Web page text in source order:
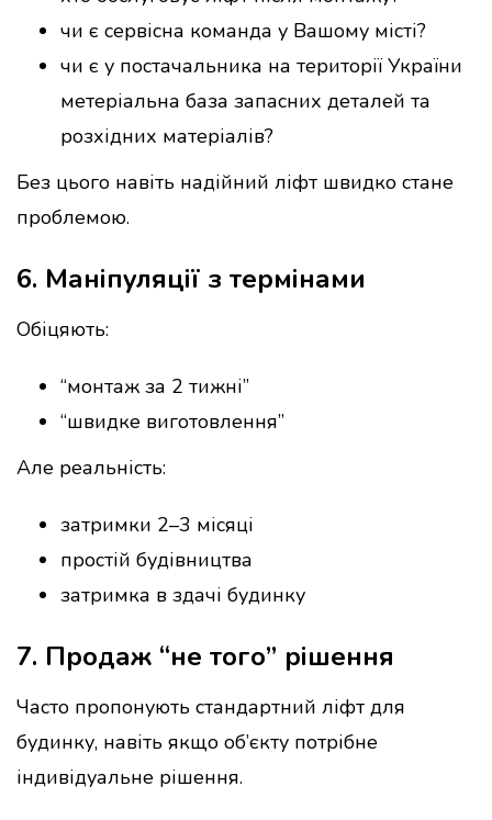
чи є сервісна команда у Вашому місті?
чи є у постачальника на території України
метеріальна база запасних деталей та
розхідних матеріалів?
Без цього навіть надійний ліфт швидко стане
проблемою.
6. Маніпуляції з термінами
Обіцяють:
“монтаж за 2 тижні”
“швидке виготовлення”
Але реальність:
затримки 2–3 місяці
простій будівництва
затримка в здачі будинку
7. Продаж “не того” рішення
Часто пропонують стандартний ліфт для
будинку, навіть якщо об’єкту потрібне
індивідуальне рішення.